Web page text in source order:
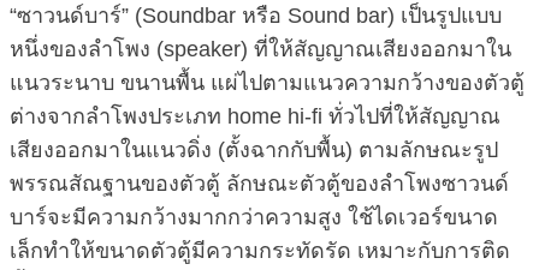
“ซาวนด์บาร์” (Soundbar หรือ Sound bar) เป็นรูปแบบ
หนึ่งของลำโพง (speaker) ที่ให้สัญญาณเสียงออกมาใน
แนวระนาบ ขนานพื้น แผ่ไปตามแนวความกว้างของตัวตู้
ต่างจากลำโพงประเภท home hi-fi ทั่วไปที่ให้สัญญาณ
เสียงออกมาในแนวดิ่ง (ตั้งฉากกับพื้น) ตามลักษณะรูป
พรรณสัณฐานของตัวตู้ ลักษณะตัวตู้ของลำโพงซาวนด์
บาร์จะมีความกว้างมากกว่าความสูง ใช้ไดเวอร์ขนาด
เล็กทำให้ขนาดตัวตู้มีความกระทัดรัด เหมาะกับการติด